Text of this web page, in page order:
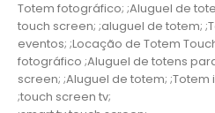
Totem fotográfico; ;Aluguel de
touch screen; ;aluguel de totem;
eventos; ;Locação de Totem
fotográfico ;Aluguel de totens
screen; ;Aluguel de totem;
;touch screen tv;